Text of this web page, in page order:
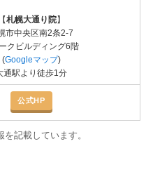
【札幌大通り院】
市中央区南2条2-7
クビルディング6階
(Googleマップ)
通駅より徒歩1分
公式HP
を記載しています。